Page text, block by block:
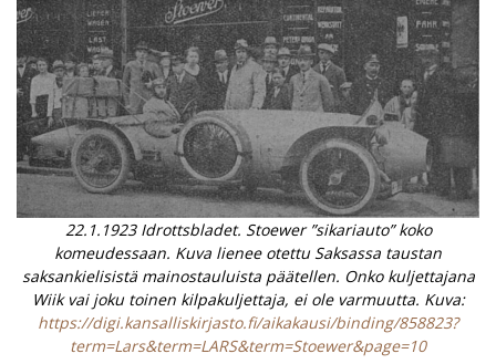
22.1.1923 Idrottsbladet. Stoewer ”sikariauto” koko
komeudessaan. Kuva lienee otettu Saksassa taustan
saksankielisistä mainostauluista päätellen. Onko kuljettajana
Wiik vai joku toinen kilpakuljettaja, ei ole varmuutta. Kuva:
https://digi.kansalliskirjasto.fi/aikakausi/binding/858823?
term=Lars&term=LARS&term=Stoewer&page=10